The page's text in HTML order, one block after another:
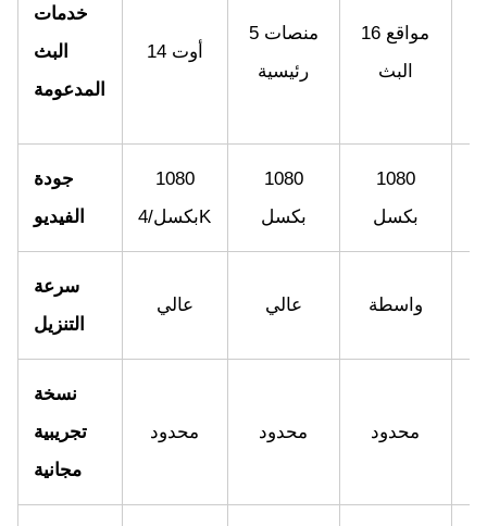
خدمات
البث
المدعومة
14 أوت
5 منصات
رئيسية
16 مواقع
البث
جودة
الفيديو
1080
بكسل/4K
1080
بكسل
1080
بكسل
سرعة
التنزيل
عالي عالي واسطة
نسخة
تجريبية
مجانية
محدود محدود محدود